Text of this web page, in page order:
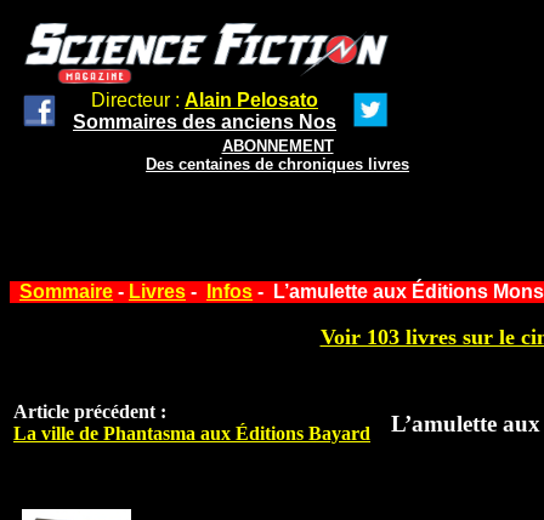
Directeur : Alain Pelosato
Sommaires des anciens Nos
ABONNEMENT
Des centaines de chroniques livres
Sommaire - Livres - Infos - L’amulette aux Éditions
Voir 103 livres sur le
Article précédent :
La ville de Phantasma aux Éditions Bayard
L’amulette